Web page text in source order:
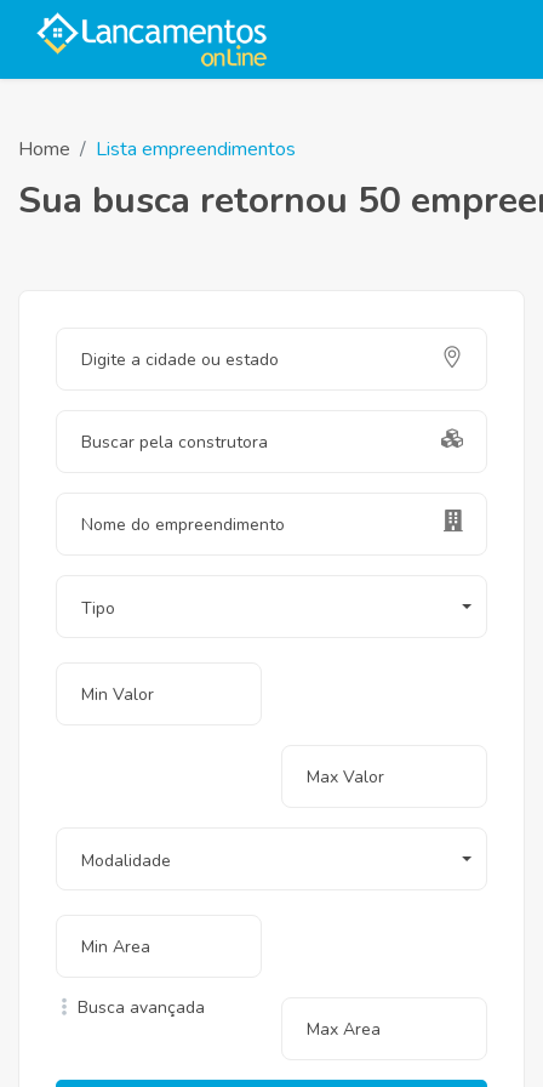
Home Lista empreendimentos
Sua busca retornou 50
Tipo
Modalidade
Busca avançada